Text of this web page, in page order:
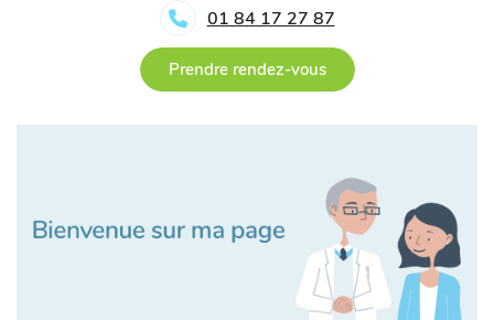
01 84 17 27 87
Prendre rendez-vous